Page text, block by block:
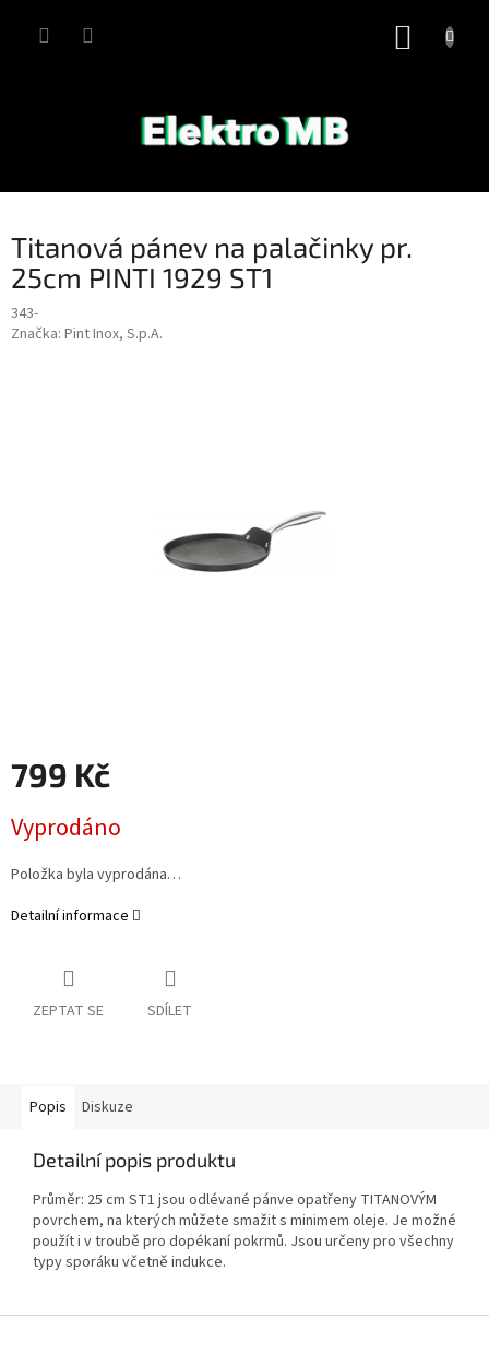
Titanová pánev na palačinky pr.
25cm PINTI 1929 ST1
343-
Značka: Pint Inox, S.p.A.
799 Kč
cena:
Vyprodáno
Položka byla vyprodána…
Detailní informace
ZEPTAT SE SDÍLET
Popis Diskuze
Detailní popis produktu
Průměr: 25 cm ST1 jsou odlévané pánve opatřeny TITANOVÝM
povrchem, na kterých můžete smažit s minimem oleje. Je možné
použít i v troubě pro dopékaní pokrmů. Jsou určeny pro všechny
typy sporáku včetně indukce.